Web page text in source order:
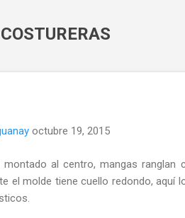
octubre 19, 2015
al centro, mangas ranglan
el molde tiene cuello redondo, aquí